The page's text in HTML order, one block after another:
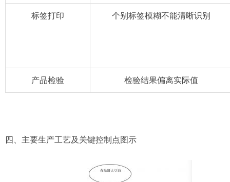
标签打印 个别标签模糊不能清晰识别
产品检验 检验结果偏离实际值
四、主要生产工艺及关键控制点图示